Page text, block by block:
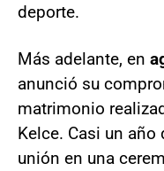
deporte.
Más adelante, en
anunció su
matrimonio
Kelce. Casi un
unión en una